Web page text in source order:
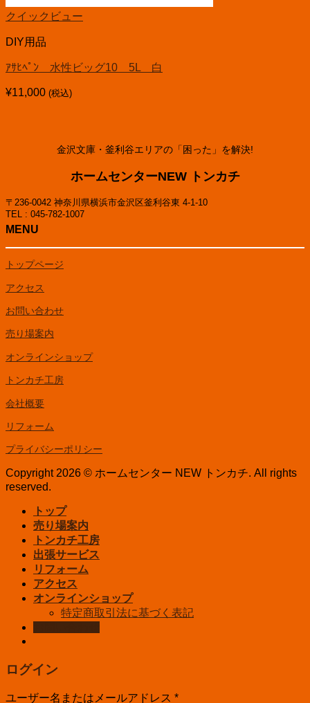
クイックビュー
DIY用品
ｱｻﾋﾍﾟﾝ 水性ビッグ10 5L 白
¥11,000 (税込)
金沢文庫・釜利谷エリアの「困った」を解決!
ホームセンターNEW トンカチ
〒236-0042 神奈川県横浜市金沢区釜利谷東 4-1-10
TEL : 045-782-1007
MENU
トップページ
アクセス
お問い合わせ
売り場案内
オンラインショップ
トンカチ工房
会社概要
リフォーム
プライバシーポリシー
Copyright 2026 © ホームセンター NEW トンカチ. All rights
reserved.
トップ
売り場案内
トンカチ工房
出張サービス
リフォーム
アクセス
オンラインショップ
特定商取引法に基づく表記
ログイン
ユーザー名またはメールアドレス *